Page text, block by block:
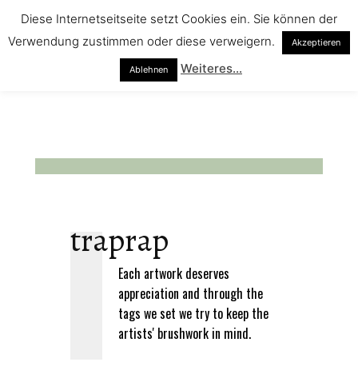
traprap
Each artwork deserves
appreciation and through the
tags we set we try to keep the
artists' brushwork in mind.
Diese Internetseitseite setzt Cookies ein. Sie können der
Verwendung zustimmen oder diese verweigern.
Akzeptieren
Ablehnen Weiteres...